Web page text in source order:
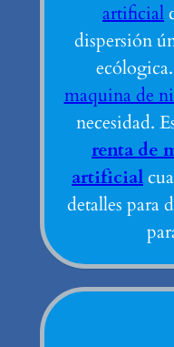
artificial
dispersión
maquina de
necesidad.
renta de
artificial
detalles para